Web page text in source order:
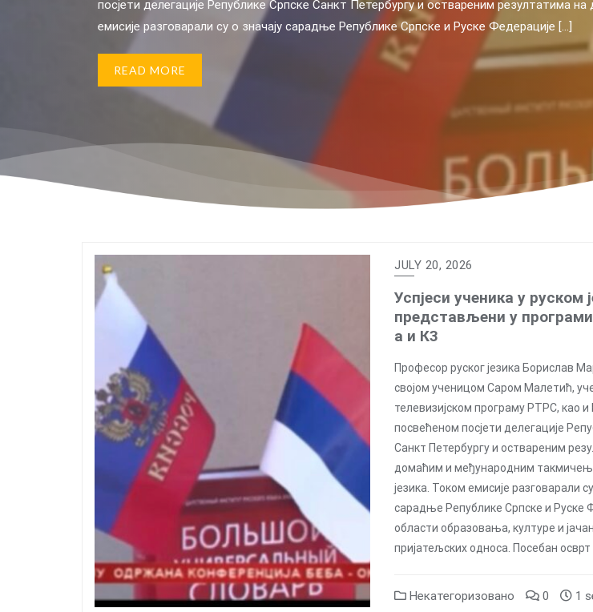
резултатима на домаћим и међународним такмичењима из руског језика. Током
Федерације [...]
боравили су у Санкт Петербургу, гдје су имали прилику да присуствују
па су и Сара и професор Марић дали [...]
READ MORE
JULY 20, 2026
Успјеси ученика у руском
представљени у
а и К3
Професор руског језика Борислав
својом ученицом Саром Малетић,
телевизијском програму РТРС, као и
посвећеном посјети делегације
Санкт Петербургу и оствареним
домаћим и међународним
језика. Током емисије разговарали
сарадње Републике Српске и Руске
области образовања, културе и
пријатељских односа. Посебан осврт
Некатегоризовано 0 1